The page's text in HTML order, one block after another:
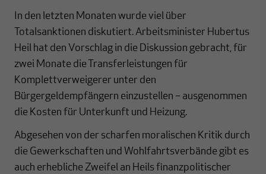
In den letzten Monaten wurde viel über
Totalsanktionen diskutiert. Arbeitsminister Hubertus
Heil hat den Vorschlag in die Diskussion gebracht, für
zwei Monate die Transferleistungen für
Komplettverweigerer unter den
Bürgergeldempfängern einzustellen – ausgenommen
die Kosten für Unterkunft und Heizung.
Abgesehen von der scharfen moralischen Kritik durch
die Gewerkschaften und Wohlfahrtsverbände gibt es
auch erhebliche Zweifel an Heils finanzpolitischer